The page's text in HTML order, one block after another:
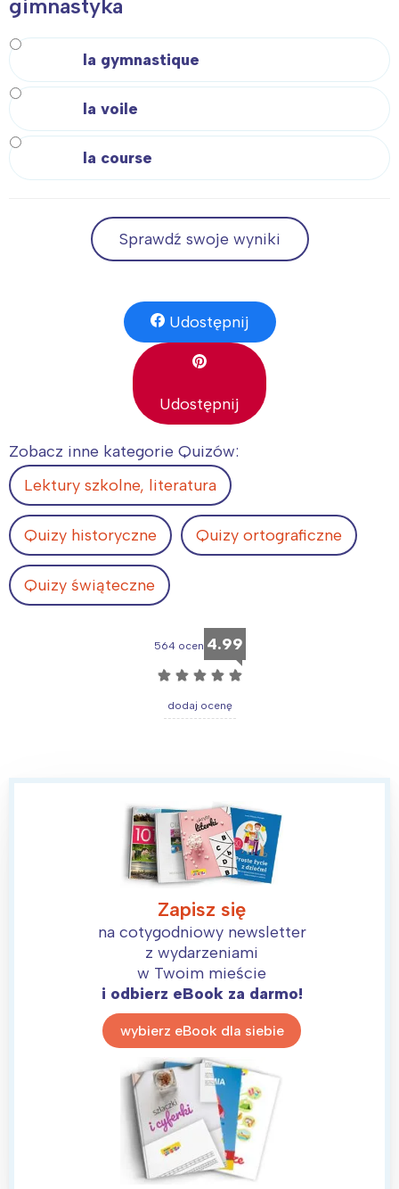
gimnastyka
la gymnastique
la voile
la course
Sprawdź swoje wyniki
Udostępnij
Udostępnij
Zobacz inne kategorie Quizów:
Lektury szkolne, literatura
Quizy historyczne Quizy ortograficzne
Quizy świąteczne
564 ocen 4.99
☆ ☆ ☆ ☆ ☆
dodaj ocenę
Zapisz się
na cotygodniowy newsletter
z wydarzeniami
w Twoim mieście
i odbierz eBook za darmo!
wybierz eBook dla siebie
Trójmiasto
Wrocław
Wybieram